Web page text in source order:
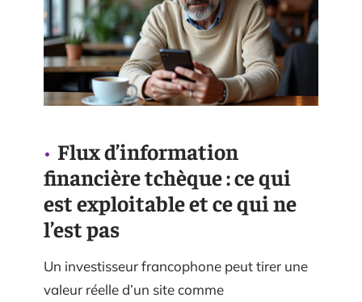
Flux d’information
financière tchèque : ce qui
est exploitable et ce qui ne
l’est pas
Un investisseur francophone peut tirer une
valeur réelle d’un site comme